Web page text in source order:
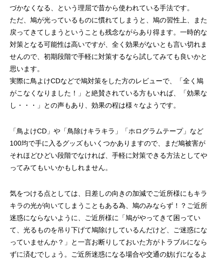
づかなくなる、という理屈で昔から使われている手法です。
ただ、鳩が光っているものに慣れてしまうと、鳩の習性上、また
戻ってきてしまうということも残念ながらあり得ます。一時的な
対策となる可能性は高いですが、全く効果がないとも言い切れま
せんので、初期段階で手軽に対策するなら試してみても良いかと
思います。
実際に鳥よけCDなどで鳩対策をした方のレビューで、「全く鳩
がこなくなりました！」と絶賛されている方もいれば、「効果な
し・・・」との声もあり、効果の程は様々なようです。
「鳥よけCD」や「鳥除けキラキラ」「ホログラムテープ」など
100均で手に入るグッズもいくつかありますので、まだ鳩被害が
それほどひどい段階でなければ、手軽に対策できる方法としてや
ってみてもいいかもしれません。
気をつける点としては、日差しの向きの加減でご近所様にもキラ
キラの光が向いてしまうこともある為、鳩のみならず！？ご近所
迷惑にならないように、ご近所様に「鳩がやってきて困ってい
て、光るものを吊り下げて鳩除けしているんだけど、ご迷惑にな
っていませんか？」と一言お断りしておいた方がトラブルになら
ずに済むでしょう。ご近所迷惑になる場合や交通の妨げになるよ